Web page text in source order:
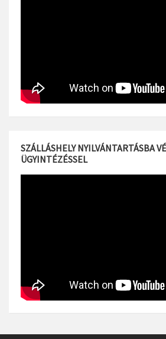
SZÁLLÁSHELY NYILVÁNTARTÁSBA
ÜGYINTÉZÉSSEL